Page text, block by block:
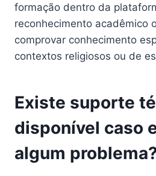
formação dentro da
reconhecimento acadêmico
comprovar conhecimento
contextos religiosos ou de
Existe suporte
disponível caso
algum